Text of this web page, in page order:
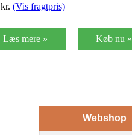
kr. (Vis fragtpris)
Læs mere » Køb nu »
Webshop